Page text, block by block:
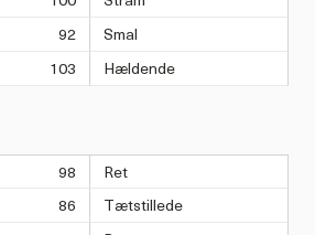
92
Smal
103 Hældende
98
Ret
86
Tætstillede